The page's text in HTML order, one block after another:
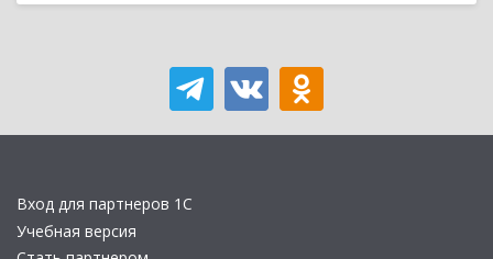
Вход для партнеров 1С
Учебная версия